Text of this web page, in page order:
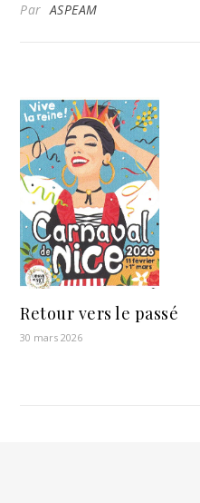
ParASPEAM
Retour vers le passé
30 mars 2026